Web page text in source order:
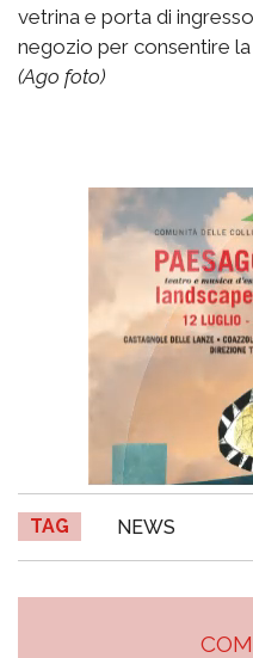
vetrina e porta di
negozio per consentire
(Ago foto)
TAG NEWS